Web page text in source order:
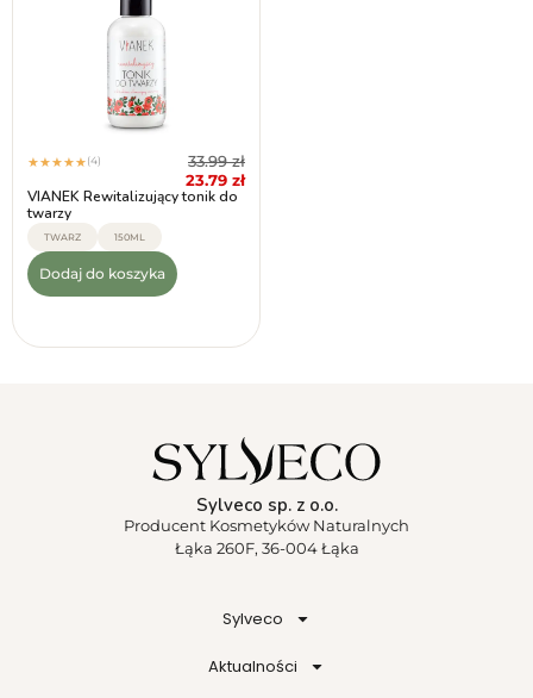
★★★★★(4) 33.99zł
23.79 zł
VIANEK Rewitalizujący tonik do
twarzy
TWARZ 150ML
Dodaj do koszyka
Sylveco sp. z o.o.
Producent Kosmetyków Naturalnych
Łąka 260F, 36-004 Łąka
Sylveco
Aktualności